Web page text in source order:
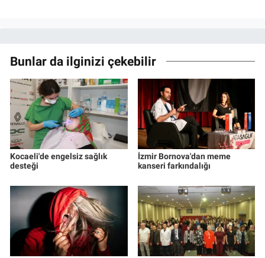
Bunlar da ilginizi çekebilir
Kocaeli'de engelsiz sağlık
desteği
İzmir Bornova'dan meme
kanseri farkındalığı